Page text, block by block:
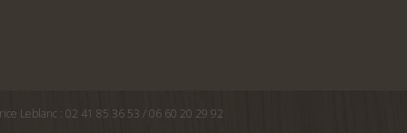
Leblanc : 02 41 85 36 53 / 06 60 20 29 92